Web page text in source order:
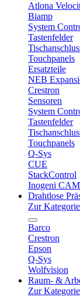
Atlona
Biamp
System
Tastenfelder
Touchpanels
Ersatzteile
NEB
Crestron
Sensoren
System
Tastenfelder
Touchpanels
Q-Sys
CUE
StackControl
Inogeni
Drahtlose
Zur
Barco
Crestron
Epson
Q-Sys
Wolfvision
Raum- &
Zur